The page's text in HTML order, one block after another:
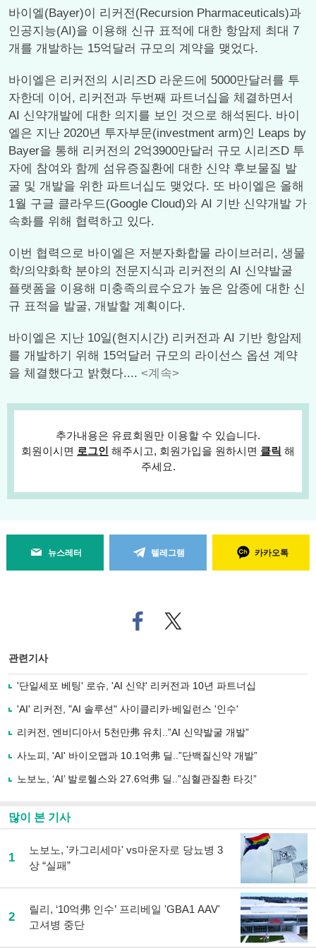
바이엘(Bayer)이 리커전(Recursion Pharmaceuticals)과
인공지능(AI)을 이용해 신규 표적에 대한 항암제 최대 7
개를 개발하는 15억달러 규모의 계약을 맺었다.
바이엘은 리커전의 시리즈D 라운드에 5000만달러를 투
자한데 이어, 리커전과 두번째 파트너십을 체결하면서
AI 신약개발에 대한 의지를 보인 것으로 해석된다. 바이
엘은 지난 2020년 투자부문(investment arm)인 Leaps by
Bayer을 통해 리커전의 2억3900만달러 규모 시리즈D 투
자에 참여와 함께 섬유증질환에 대한 신약 후보물질 발
굴 및 개발을 위한 파트너십도 맺었다. 또 바이엘은 올해
1월 구글 클라우드(Google Cloud)와 AI 기반 신약개발 가
속화를 위해 협력하고 있다.
이번 협력으로 바이엘은 저분자화합물 라이브러리, 생물
학/의약화학 분야의 전문지식과 리커전의 AI 신약발굴
플랫폼을 이용해 미충족의료수요가 높은 암종에 대한 신
규 표적을 발굴, 개발할 계획이다.
바이엘은 지난 10일(현지시간) 리커전과 AI 기반 항암제
를 개발하기 위해 15억달러 규모의 라이선스 옵션 계약
을 체결했다고 밝혔다.... <계속>
추가내용은 유료회원만 이용할 수 있습니다.
회원이시면 로그인 해주시고, 회원가입을 원하시면 클릭 해
주세요.
뉴스레터 텔레그램 카카오톡
페
이
로
기
사
유
기
트위
터로
관련기사
'단일세포 베팅' 로슈, 'AI 신약' 리커전과 10년 파트너십
'AI' 리커전, "AI 솔루션" 사이클리카∙베일런스 '인수'
리커전, 엔비디아서 5천만弗 유치..”AI 신약발굴 개발”
사노피, 'AI' 바이오맵과 10.1억弗 딜..”단백질신약 개발”
노보노, ‘AI’ 발로헬스와 27.6억弗 딜..”심혈관질환 타깃”
많이 본 기사
1
노보노, '카그리세마' vs마운자로 당뇨병 3
상 “실패”
2
릴리, ‘10억弗 인수’ 프리베일 'GBA1 AAV'
고셔병 중단